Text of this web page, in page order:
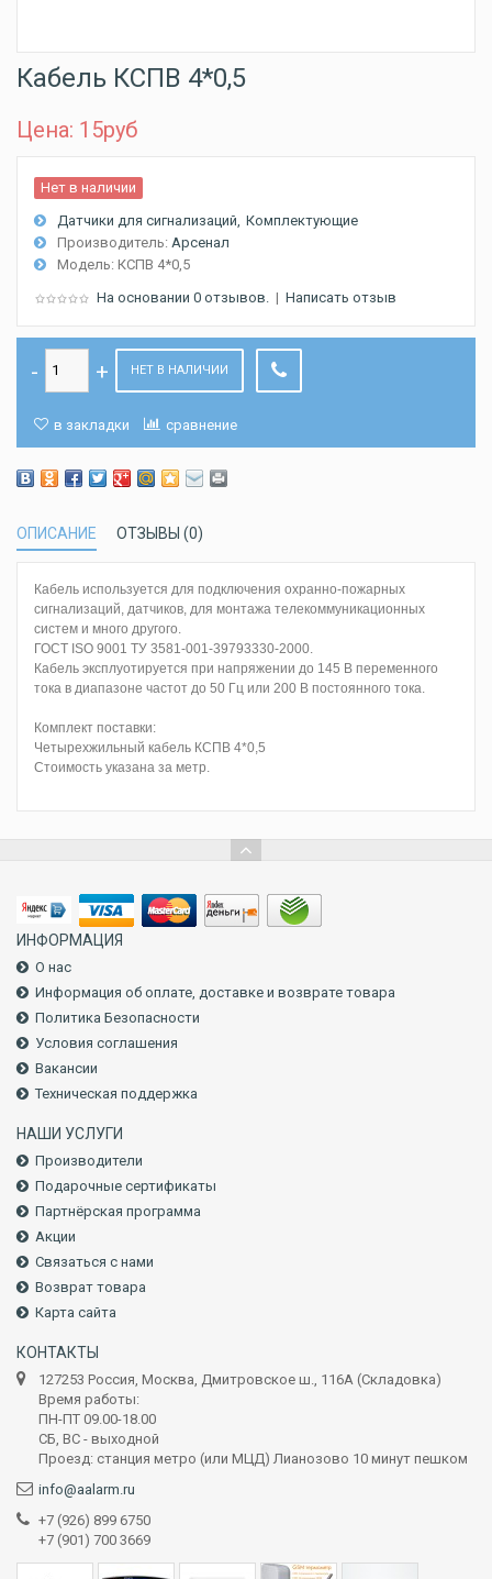
Кабель КСПВ 4*0,5
Цена: 15руб
Нет в наличии
Датчики для сигнализаций Комплектующие
Производитель: Арсенал
Модель: КСПВ 4*0,5
На основании 0 отзывов. | Написать отзыв
НЕТ В НАЛИЧИИ
в закладки сравнение
ОПИСАНИЕ ОТЗЫВЫ (0)
Кабель используется для подключения охранно-пожарных
сигнализаций, датчиков, для монтажа телекоммуникационных
систем и много другого.
ГОСТ ISO 9001 ТУ 3581-001-39793330-2000.
Кабель эксплуотируется при напряжении до 145 В переменного
тока в диапазоне частот до 50 Гц или 200 В постоянного тока.
Комплект поставки:
Четырехжильный кабель КСПВ 4*0,5
Стоимость указана за метр.
ИНФОРМАЦИЯ
О нас
Информация об оплате, доставке и возврате товара
Политика Безопасности
Условия соглашения
Вакансии
Техническая поддержка
НАШИ УСЛУГИ
Производители
Подарочные сертификаты
Партнёрская программа
Акции
Связаться с нами
Возврат товара
Карта сайта
КОНТАКТЫ
127253 Россия, Москва, Дмитровское ш., 116А (Складовка)
Время работы:
ПН-ПТ 09.00-18.00
СБ, ВС - выходной
Проезд: станция метро (или МЦД) Лианозово 10 минут пешком
info@aalarm.ru
+7 (926) 899 6750
+7 (901) 700 3669